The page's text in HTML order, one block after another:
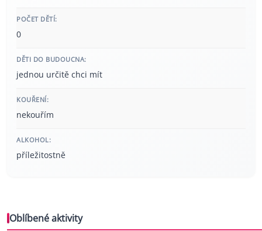
POČET DĚTÍ:
0
DĚTI DO BUDOUCNA:
jednou určitě chci mít
KOUŘENÍ:
nekouřím
ALKOHOL:
příležitostně
Oblíbené aktivity